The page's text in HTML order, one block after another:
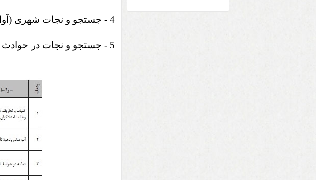
4 - جستجو و نجات شهری (آوار) 28 ساعت
5 - جستجو و نجات در حوادث حمل و نقل 34 ساعت